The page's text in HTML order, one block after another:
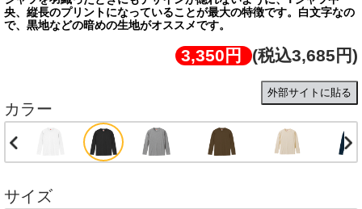
央、縦長のプリントになっていることが最大の特徴です。白文字なの
で、黒地などの暗めの生地がオススメです。
3,350円 (税込3,685円)
外部サイトに貼る
カラー
サイズ